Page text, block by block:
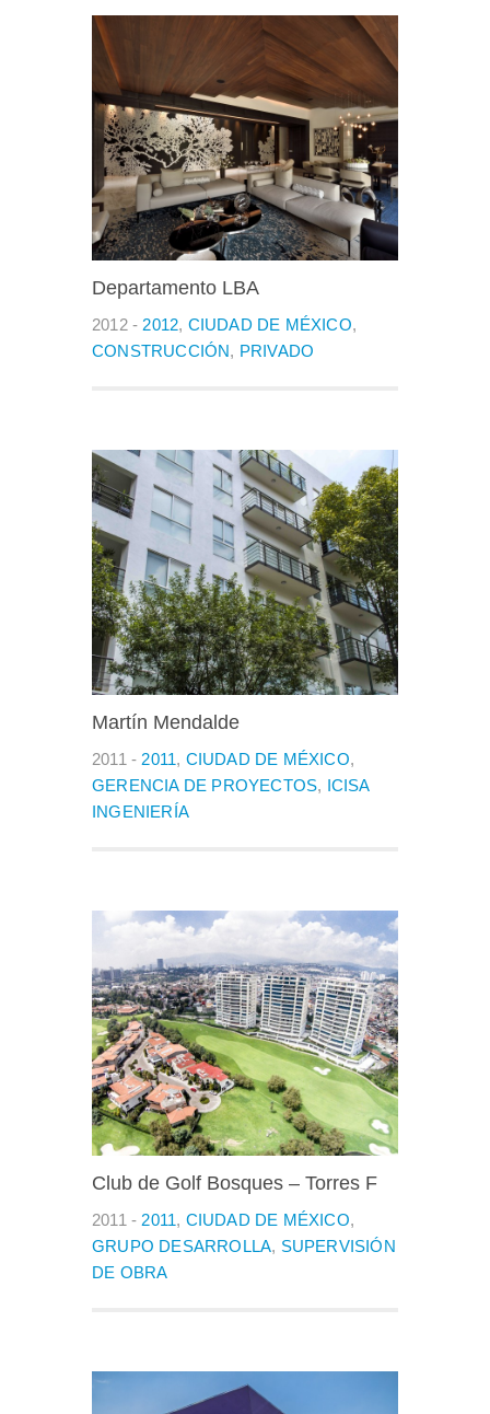
Departamento LBA
2012 - 2012, CIUDAD DE MÉXICO,
CONSTRUCCIÓN, PRIVADO
Martín Mendalde
2011 - 2011, CIUDAD DE MÉXICO,
GERENCIA DE PROYECTOS, ICISA
INGENIERÍA
Club de Golf Bosques – Torres F
2011 - 2011, CIUDAD DE MÉXICO,
GRUPO DESARROLLA, SUPERVISIÓN
DE OBRA